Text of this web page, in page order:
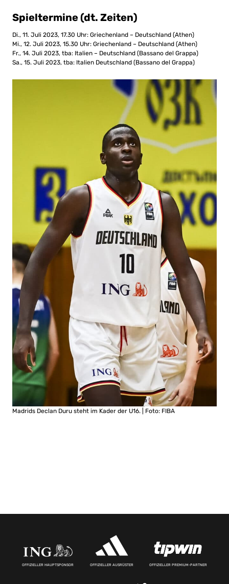
Spieltermine (dt. Zeiten)
Di., 11. Juli 2023, 17.30 Uhr: Griechenland – Deutschland (Athen)
Mi., 12. Juli 2023, 15.30 Uhr: Griechenland – Deutschland (Athen)
Fr., 14. Juli 2023, tba: Italien – Deutschland (Bassano del Grappa)
Sa., 15. Juli 2023, tba: Italien Deutschland (Bassano del Grappa)
Madrids Declan Duru steht im Kader der U16. | Foto: FIBA
OFFIZIELLER HAUPTSPONSOR OFFIZIELLER AUSRÜSTER OFFIZIELLER PREMIUM-PARTNER